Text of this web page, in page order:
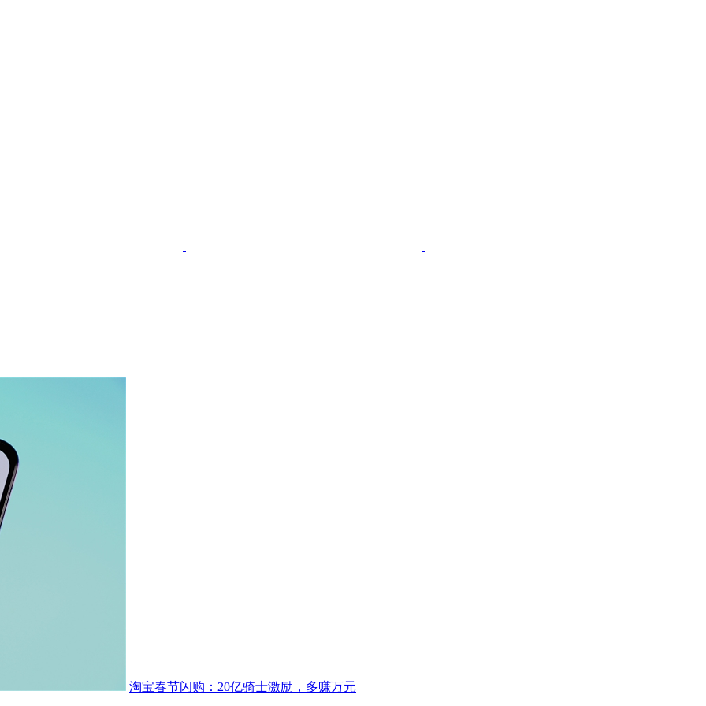
淘宝春节闪购：20亿骑士激励，多赚万元